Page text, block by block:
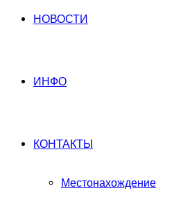
НОВОСТИ
ИНФО
КОНТАКТЫ
Местонахождение